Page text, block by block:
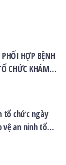
HỢP BỆNH
CHỨC KHÁM
tổ chức ngày
vệ an ninh tổ